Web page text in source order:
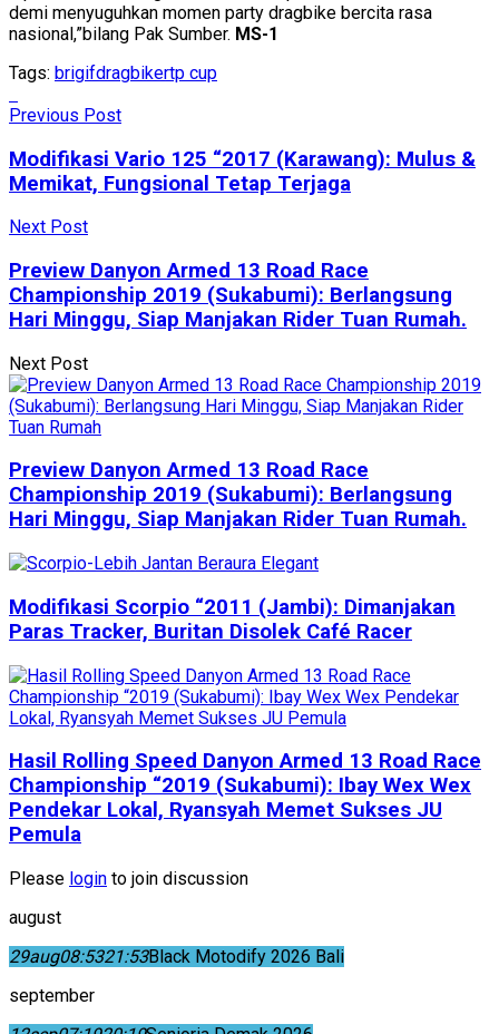
demi menyuguhkan momen party dragbike bercita rasa
nasional,”bilang Pak Sumber. MS-1
Tags: brigifdragbikertp cup
Previous Post
Modifikasi Vario 125 “2017 (Karawang): Mulus &
Memikat, Fungsional Tetap Terjaga
Next Post
Preview Danyon Armed 13 Road Race
Championship 2019 (Sukabumi): Berlangsung
Hari Minggu, Siap Manjakan Rider Tuan Rumah.
Next Post
Preview Danyon Armed 13 Road Race
Championship 2019 (Sukabumi): Berlangsung
Hari Minggu, Siap Manjakan Rider Tuan Rumah.
Modifikasi Scorpio “2011 (Jambi): Dimanjakan
Paras Tracker, Buritan Disolek Café Racer
Hasil Rolling Speed Danyon Armed 13 Road Race
Championship “2019 (Sukabumi): Ibay Wex Wex
Pendekar Lokal, Ryansyah Memet Sukses JU
Pemula
Please login to join discussion
august
29aug08:5321:53Black Motodify 2026 Bali
september